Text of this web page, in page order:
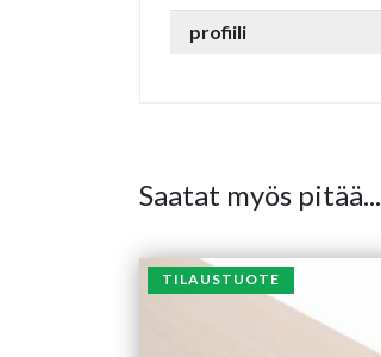
profiili
Saatat myös pitää...
TILAUSTUOTE